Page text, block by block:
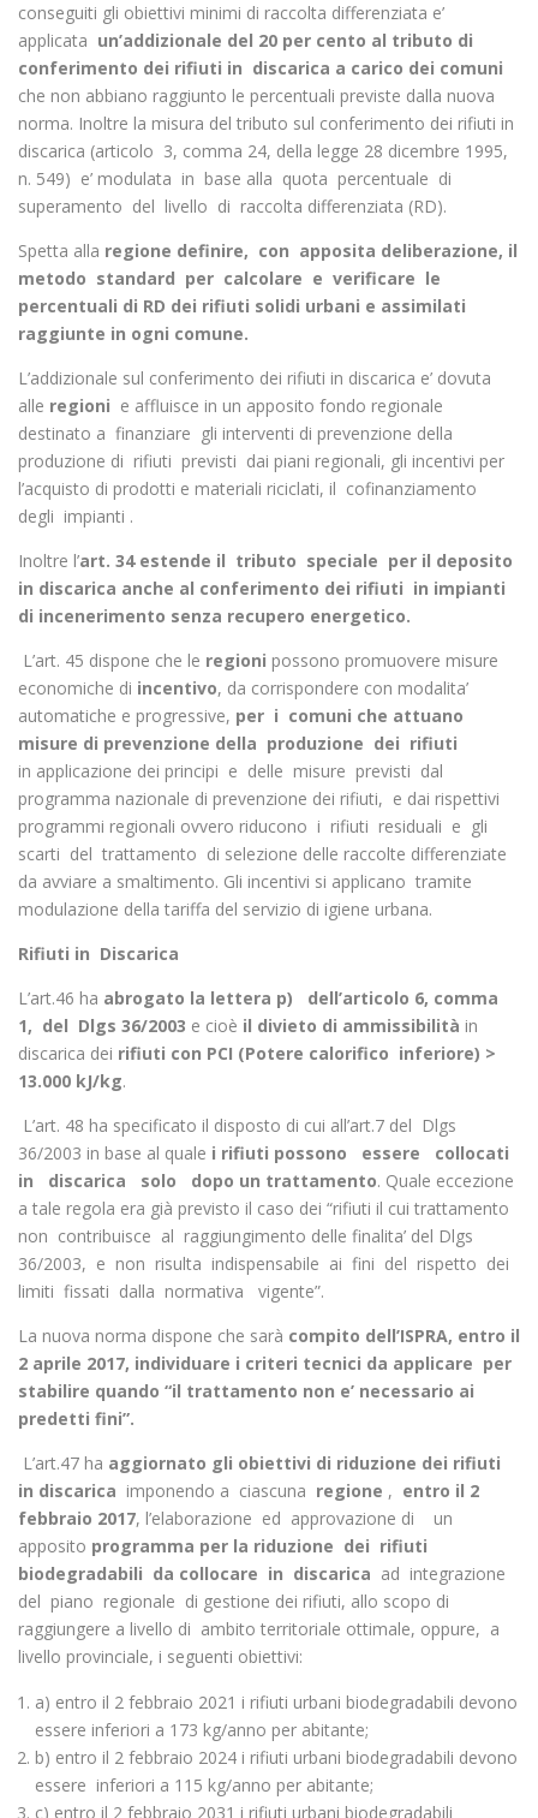
conseguiti gli obiettivi minimi di raccolta differenziata e’
applicata un’addizionale del 20 per cento al tributo di
conferimento dei rifiuti in discarica a carico dei comuni
che non abbiano raggiunto le percentuali previste dalla nuova
norma. Inoltre la misura del tributo sul conferimento dei rifiuti in
discarica (articolo 3, comma 24, della legge 28 dicembre 1995,
n. 549) e’ modulata in base alla quota percentuale di
superamento del livello di raccolta differenziata (RD).
Spetta alla regione definire, con apposita deliberazione, il
metodo standard per calcolare e verificare le
percentuali di RD dei rifiuti solidi urbani e assimilati
raggiunte in ogni comune.
L’addizionale sul conferimento dei rifiuti in discarica e’ dovuta
alle regioni e affluisce in un apposito fondo regionale
destinato a finanziare gli interventi di prevenzione della
produzione di rifiuti previsti dai piani regionali, gli incentivi per
l’acquisto di prodotti e materiali riciclati, il cofinanziamento
degli impianti .
Inoltre l’art. 34 estende il tributo speciale per il deposito
in discarica anche al conferimento dei rifiuti in impianti
di incenerimento senza recupero energetico.
L’art. 45 dispone che le regioni possono promuovere misure
economiche di incentivo, da corrispondere con modalita’
automatiche e progressive, per i comuni che attuano
misure di prevenzione della produzione dei rifiuti
in applicazione dei principi e delle misure previsti dal
programma nazionale di prevenzione dei rifiuti, e dai rispettivi
programmi regionali ovvero riducono i rifiuti residuali e gli
scarti del trattamento di selezione delle raccolte differenziate
da avviare a smaltimento. Gli incentivi si applicano tramite
modulazione della tariffa del servizio di igiene urbana.
Rifiuti in Discarica
L’art.46 ha abrogato la lettera p) dell’articolo 6, comma
1, del Dlgs 36/2003 e cioè il divieto di ammissibilità in
discarica dei rifiuti con PCI (Potere calorifico inferiore) >
13.000 kJ/kg.
L’art. 48 ha specificato il disposto di cui all’art.7 del Dlgs
36/2003 in base al quale i rifiuti possono essere collocati
in discarica solo dopo un trattamento. Quale eccezione
a tale regola era già previsto il caso dei “rifiuti il cui trattamento
non contribuisce al raggiungimento delle finalita’ del Dlgs
36/2003, e non risulta indispensabile ai fini del rispetto dei
limiti fissati dalla normativa vigente”.
La nuova norma dispone che sarà compito dell’ISPRA, entro il
2 aprile 2017, individuare i criteri tecnici da applicare per
stabilire quando “il trattamento non e’ necessario ai
predetti fini”.
L’art.47 ha aggiornato gli obiettivi di riduzione dei rifiuti
in discarica imponendo a ciascuna regione , entro il 2
febbraio 2017, l’elaborazione ed approvazione di un
apposito programma per la riduzione dei rifiuti
biodegradabili da collocare in discarica ad integrazione
del piano regionale di gestione dei rifiuti, allo scopo di
raggiungere a livello di ambito territoriale ottimale, oppure, a
livello provinciale, i seguenti obiettivi:
a) entro il 2 febbraio 2021 i rifiuti urbani biodegradabili devono
essere inferiori a 173 kg/anno per abitante;
b) entro il 2 febbraio 2024 i rifiuti urbani biodegradabili devono
essere inferiori a 115 kg/anno per abitante;
c) entro il 2 febbraio 2031 i rifiuti urbani biodegradabili